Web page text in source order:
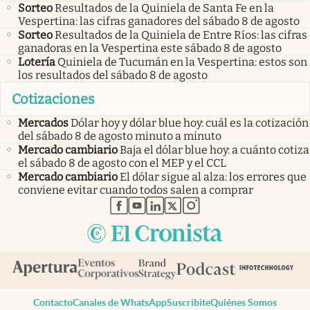
SorteoResultados de la Quiniela de Santa Fe en la
Vespertina: las cifras ganadores del sábado 8 de agosto
SorteoResultados de la Quiniela de Entre Ríos: las cifras
ganadoras en la Vespertina este sábado 8 de agosto
Lotería Quiniela de Tucumán en la Vespertina: estos son
los resultados del sábado 8 de agosto
Cotizaciones
MercadosDólar hoy y dólar blue hoy: cuál es la cotización
del sábado 8 de agosto minuto a minuto
Mercado cambiarioBaja el dólar blue hoy: a cuánto cotiza
el sábado 8 de agosto con el MEP y el CCL
Mercado cambiarioEl dólar sigue al alza: los errores que
conviene evitar cuando todos salen a comprar
abre en nueva pestaña
abre en nueva pestaña
abre en nueva pestaña
abre en nueva pestaña
abre en nueva pestaña
ContactoCanales de WhatsAppSuscribiteQuiénes Somos